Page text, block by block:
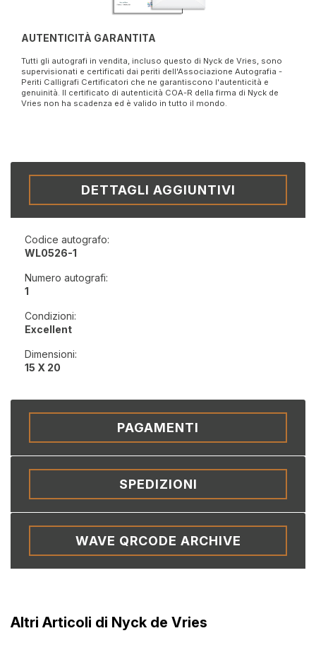
AUTENTICITÀ GARANTITA
Tutti gli autografi in vendita, incluso questo di Nyck de Vries, sono
supervisionati e certificati dai periti dell'Associazione Autografia -
Periti Calligrafi Certificatori che ne garantiscono l'autenticità e
genuinità. Il certificato di autenticità COA-R della firma di Nyck de
Vries non ha scadenza ed è valido in tutto il mondo.
DETTAGLI AGGIUNTIVI
Codice autografo:
WL0526-1
Numero autografi:
1
Condizioni:
Excellent
Dimensioni:
15 X 20
PAGAMENTI
SPEDIZIONI
WAVE QRCODE ARCHIVE
Altri Articoli di Nyck de Vries